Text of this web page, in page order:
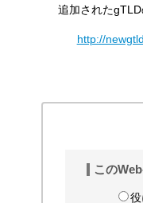
追加されたgTLD
http://
この